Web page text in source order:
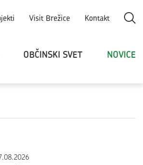
Visit Brežice Kontakt
OBČINSKI SVET NOVICE